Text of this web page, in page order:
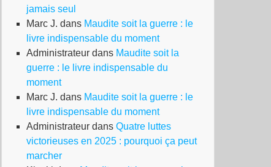
jamais seul
Marc J. dans Maudite soit la guerre : le
livre indispensable du moment
Administrateur dans Maudite soit la
guerre : le livre indispensable du
moment
Marc J. dans Maudite soit la guerre : le
livre indispensable du moment
Administrateur dans Quatre luttes
victorieuses en 2025 : pourquoi ça peut
marcher